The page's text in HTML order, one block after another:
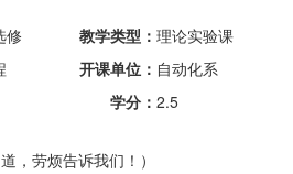
修 教学类型： 理论实验课
开课单位： 自动化系
学分： 2.5
，劳烦告诉我们！）